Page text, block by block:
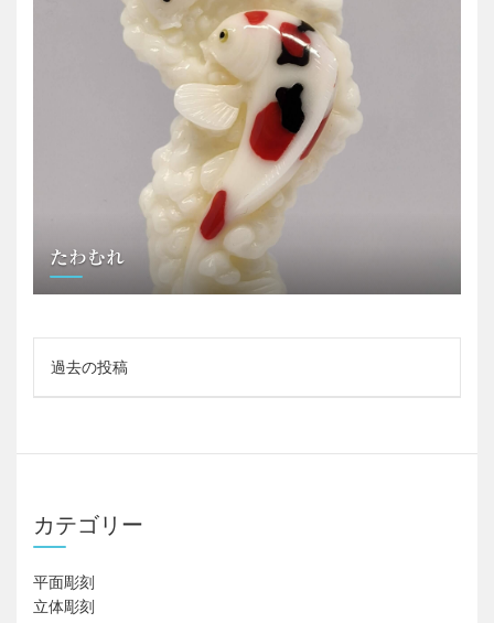
たわむれ
投
稿
ナ
ゲ
ー
過去の投稿
カテゴリー
平面彫刻
立体彫刻